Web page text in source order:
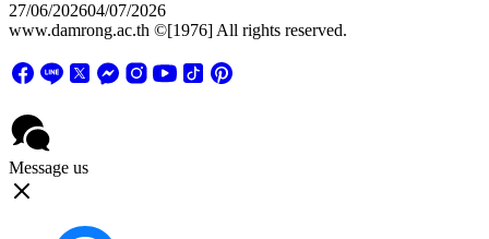
27/06/202604/07/2026
www.damrong.ac.th ©[1976] All rights reserved.
Message us